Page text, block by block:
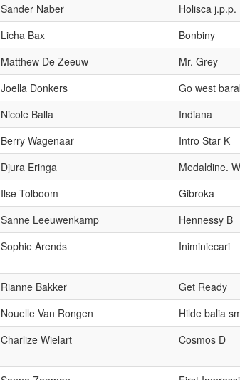
Sander Naber Holisca j.p.p.
Licha Bax Bonbiny
Matthew De Zeeuw Mr. Grey
Joella Donkers Go west
Nicole Balla Indiana
Berry Wagenaar Intro Star K
Djura Eringa Medaldine.
Ilse Tolboom Gibroka
Sanne Leeuwenkamp Hennessy B
Sophie Arends
Iniminiecari
Rianne Bakker Get Ready
Nouelle Van Rongen
Hilde balia
Charlize Wielart
Cosmos D